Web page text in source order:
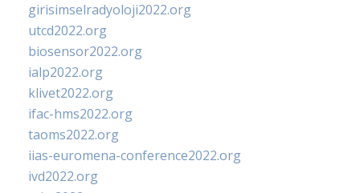
girisimselradyoloji2022.org
utcd2022.org
biosensor2022.org
ialp2022.org
klivet2022.org
ifac-hms2022.org
taoms2022.org
iias-euromena-conference2022.org
ivd2022.org